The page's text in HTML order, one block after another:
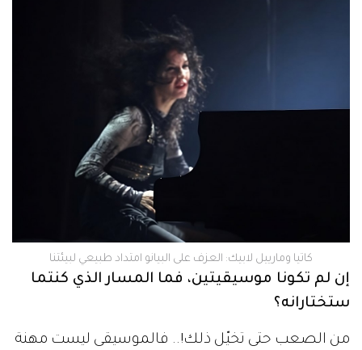
كاتيا ومارييل لابيك: العزف على البيانو امتداد طبيعي لبيئتنا
إن لم تكونا موسيقيتين، فما المسار الذي كنتما
ستختارانه؟
من الصعب حتى تخيّل ذلك!.. فالموسيقى ليست مهنة